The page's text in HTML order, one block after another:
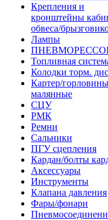
Крепления и
кронштейны
обвеса/
Лампы
Топливная
Колодки торм.
Картер/горловины
малянные
СЦУ
РМК
Ремни
Сальники
ПГУ сцепления
Кардан/болты
Аксессуары
Инструменты
Клапана давления
Фары/фонари